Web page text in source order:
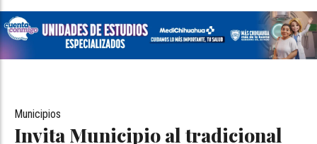
Invita Municipio al tradicional
Municipios